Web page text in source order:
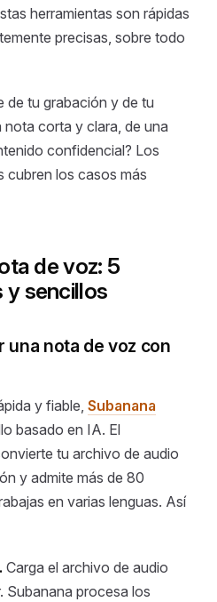
herramientas son rápidas
precisas, sobre todo
de tu grabación y de tu
corta y clara, de una
confidencial? Los
cubren los casos más
de voz: 5
y sencillos
una nota de voz con
y fiable, Subanana
basado en IA. El
tu archivo de audio
y admite más de 80
en varias lenguas. Así
Carga el archivo de audio
Subanana procesa los